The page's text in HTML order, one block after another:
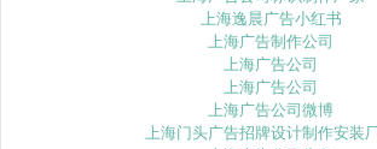
上海逸晨广告小红书
上海广告制作公司
上海广告公司
上海广告公司
上海广告公司微博
上海门头广告招牌设计制作安装